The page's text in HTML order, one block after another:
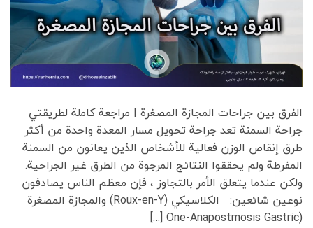
الفرق بين جراحات المجازة المصغرة | مراجعة كاملة لطريقتي
جراحة السمنة تعد جراحة تحويل مسار المعدة واحدة من أكثر
طرق إنقاص الوزن فعالية للأشخاص الذين يعانون من السمنة
المفرطة ولم يحققوا النتائج المرجوة من الطرق غير الجراحية.
ولكن عندما يتعلق الأمر بالتجاوز ، فإن معظم الناس يصادفون
نوعين شائعين: الكلاسيكي (Roux-en-Y) والمجازة المصغرة
(One-Anapostmosis Gastric […]